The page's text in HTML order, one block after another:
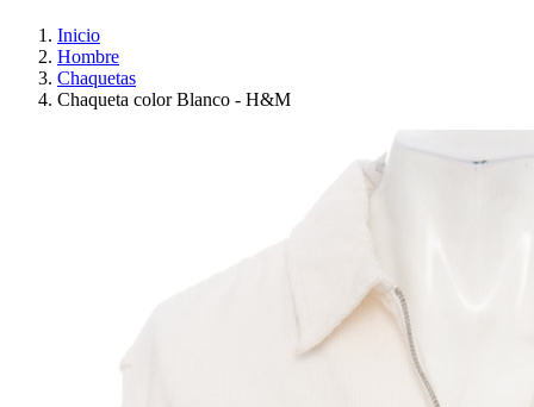
Inicio
Hombre
Chaquetas
Chaqueta color Blanco - H&M